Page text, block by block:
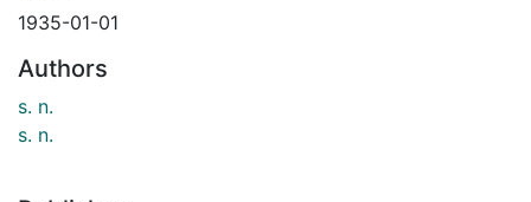
1935-01-01
Authors
s. n.
s. n.